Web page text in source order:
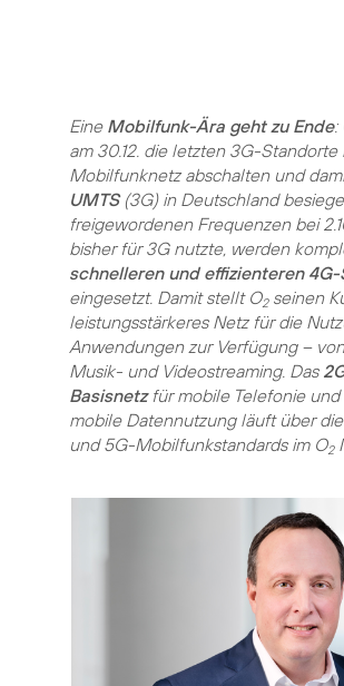
Eine Mobilfunk-Ära geht zu Ende:
am 30.12. die letzten 3G-Standorte
Mobilfunknetz abschalten und
UMTS(3G) in Deutschland
freigewordenen Frequenzen bei
bisher für 3G nutzte, werden
schnelleren und effizienteren
eingesetzt. Damit stellt O2seinen
leistungsstärkeres Netz für die
Anwendungen zur Verfügung –
Musik- und Videostreaming. Das
Basisnetzfür mobile Telefonie und
mobile Datennutzung läuft über
und 5G-Mobilfunkstandards im O2